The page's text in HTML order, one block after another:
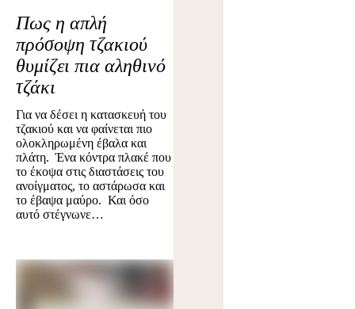
Πως η απλή
πρόσοψη τζακιού
θυμίζει πια αληθινό
τζάκι
Για να δέσει η κατασκευή του
τζακιού και να φαίνεται πιο
ολοκληρωμένη έβαλα και
πλάτη. Ένα κόντρα πλακέ που
το έκοψα στις διαστάσεις του
ανοίγματος, το αστάρωσα και
το έβαψα μαύρο. Και όσο
αυτό στέγνωνε…